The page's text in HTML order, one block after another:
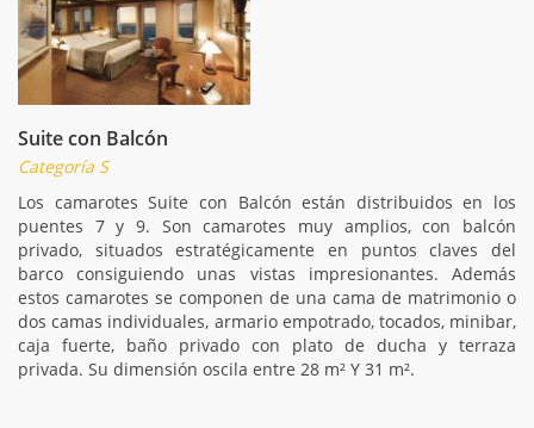
Suite con Balcón
Categoría S
Los camarotes Suite con Balcón están distribuidos en los
puentes 7 y 9. Son camarotes muy amplios, con balcón
privado, situados estratégicamente en puntos claves del
barco consiguiendo unas vistas impresionantes. Además
estos camarotes se componen de una cama de matrimonio o
dos camas individuales, armario empotrado, tocados, minibar,
caja fuerte, baño privado con plato de ducha y terraza
privada. Su dimensión oscila entre 28 m² Y 31 m².